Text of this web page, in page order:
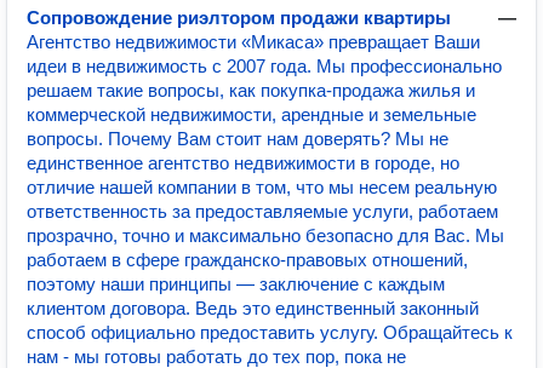
Сопровождение риэлтором продажи квартиры
—
Агентство недвижимости «Микаса» превращает Ваши
идеи в недвижимость с 2007 года. Мы профессионально
решаем такие вопросы, как покупка-продажа жилья и
коммерческой недвижимости, арендные и земельные
вопросы. Почему Вам стоит нам доверять? Мы не
единственное агентство недвижимости в городе, но
отличие нашей компании в том, что мы несем реальную
ответственность за предоставляемые услуги, работаем
прозрачно, точно и максимально безопасно для Вас. Мы
работаем в сфере гражданско-правовых отношений,
поэтому наши принципы — заключение с каждым
клиентом договора. Ведь это единственный законный
способ официально предоставить услугу. Обращайтесь к
нам - мы готовы работать до тех пор, пока не